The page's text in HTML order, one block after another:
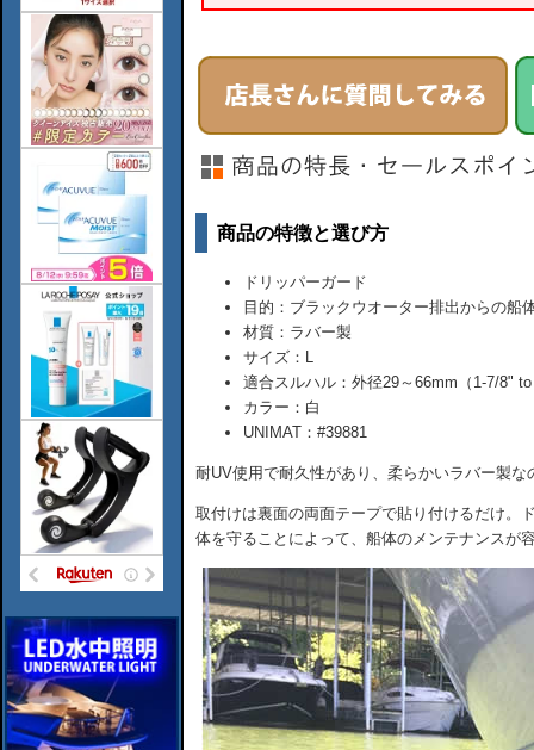
商品の特徴と選び方
ドリッパーガード
目的：ブラックウオーター排出からの船
材質：ラバー製
サイズ：L
適合スルハル：外径29～66mm（1-7/8"
カラー：白
UNIMAT：#39881
耐UV使用で耐久性があり、柔らかいラバー製
取付けは裏面の両面テープで貼り付けるだけ。
体を守ることによって、船体のメンテナンスが